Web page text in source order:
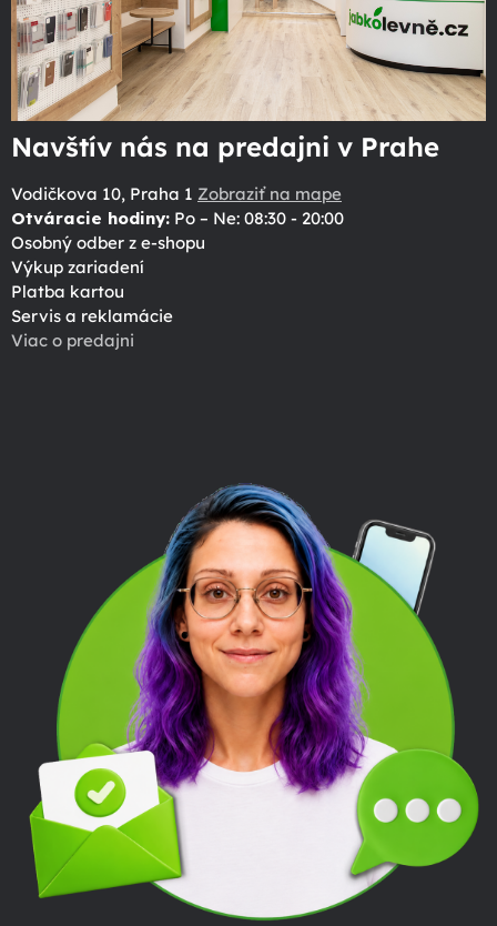
Navštív nás na predajni v Prahe
Vodičkova 10, Praha 1 Zobraziť na mape
Otváracie hodiny: Po – Ne: 08:30 - 20:00
Osobný odber z e-shopu
Výkup zariadení
Platba kartou
Servis a reklamácie
Viac o predajni